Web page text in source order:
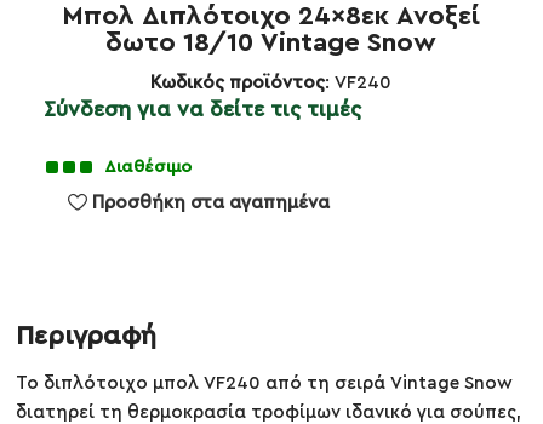
Μπoλ Διπλότοιχο 24×8εκ Ανοξεί
δωτο 18/10 Vintage Snow
Κωδικός προϊόντος: VF240
Σύνδεση για να δείτε τις τιμές
Διαθέσιμο
Προσθήκη στα αγαπημένα
Περιγραφή
Το διπλότοιχο μπoλ VF240 από τη σειρά Vintage Snow
διατηρεί τη θερμοκρασία τροφίμων ιδανικό για σούπες,